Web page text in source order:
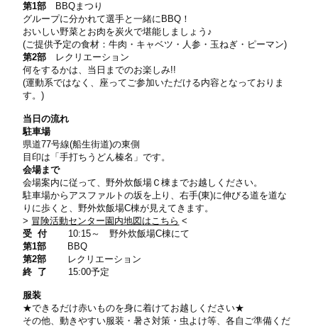
第1部 BBQまつり
グループに分かれて選手と一緒にBBQ！
おいしい野菜とお肉を炭火で堪能しましょう♪
(ご提供予定の食材：牛肉・キャベツ・人参・玉ねぎ・ピーマン)
第2部 レクリエーション
何をするかは、当日までのお楽しみ!!
(運動系ではなく、座ってご参加いただける内容となっておりま
す。)
当日の流れ
駐車場
県道77号線(船生街道)の東側
目印は「手打ちうどん榛名」です。
会場まで
会場案内に従って、野外炊飯場Ｃ棟までお越しください。
駐車場からアスファルトの坂を上り、右手(東)に伸びる道を道な
りに歩くと、野外炊飯場C棟が見えてきます。
> 冒険活動センター園内地図はこちら <
受 付 10:15～ 野外炊飯場C棟にて
第1部 BBQ
第2部 レクリエーション
終 了 15:00予定
服装
★できるだけ赤いものを身に着けてお越しください★
その他、動きやすい服装・暑さ対策・虫よけ等、各自ご準備くだ